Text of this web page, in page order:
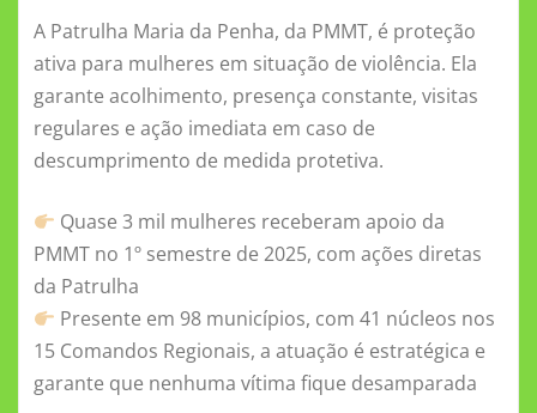
A Patrulha Maria da Penha, da PMMT, é proteção
ativa para mulheres em situação de violência. Ela
garante acolhimento, presença constante, visitas
regulares e ação imediata em caso de
descumprimento de medida protetiva.
Quase 3 mil mulheres receberam apoio da
PMMT no 1º semestre de 2025, com ações diretas
da Patrulha
Presente em 98 municípios, com 41 núcleos nos
15 Comandos Regionais, a atuação é estratégica e
garante que nenhuma vítima fique desamparada